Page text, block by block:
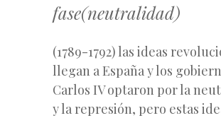
fase(neutralidad)
(1789-1792) las ideas
llegan a España y los
Carlos IV optaron por la
y la represión, pero estas